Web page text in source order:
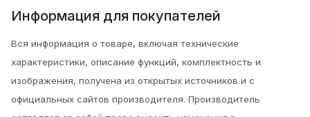
Информация для покупателей
Вся информация о товаре, включая технические
характеристики, описание функций, комплектность и
изображения, получена из открытых источников и с
официальных сайтов производителя. Производитель